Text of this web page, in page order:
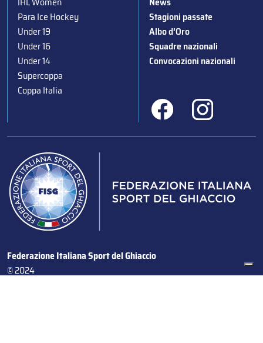
Para Ice Hockey
Under 19
Under 16
Under 14
Supercoppa
Coppa Italia
Stagioni passate
Albo d’Oro
Squadre nazionali
Convocazioni nazionali
Federazione Italiana Sport del Ghiaccio
© 2024